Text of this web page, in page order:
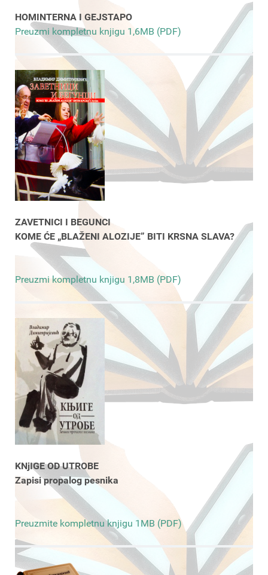
HOMINTERNA I GEJSTAPO
Preuzmi kompletnu knjigu 1,6MB (PDF)
ZAVETNICI I BEGUNCI
KOME ĆE „BLAŽENI ALOZIJE” BITI KRSNA SLAVA?
Preuzmi kompletnu knjigu 1,8MB (PDF)
KNjIGE OD UTROBE
Zapisi propalog pesnika
Preuzmite kompletnu knjigu 1MB (PDF)